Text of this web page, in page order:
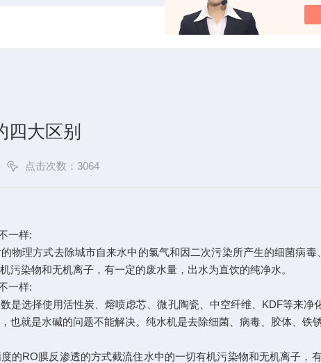
四大区别
点击次数：3064
一样:
理方式去除城市自来水中的氯气和因二次污染所产生的细菌病
污染物和无机离子，有一定的废水量，出水为直饮的纯净水。
一样:
选择使用活性炭、熔喷虑芯、微孔陶瓷、中空纤维、KDF等来净
也就是水碱的问题不能解决。纯水机是去除细菌、病毒、胶体、铁
RO膜反渗透的方式截流住水中的一切有机污染物和无机离子，